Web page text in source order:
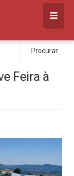
Procurar
Feira à